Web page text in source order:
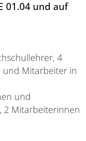
01.04 und auf
4
Mitarbeiter in
und
2 Mitarbeiterinnen